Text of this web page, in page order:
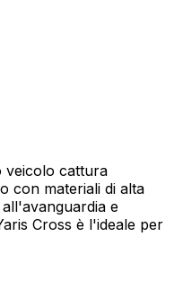
veicolo cattura
con materiali di alta
e
Cross è l'ideale per